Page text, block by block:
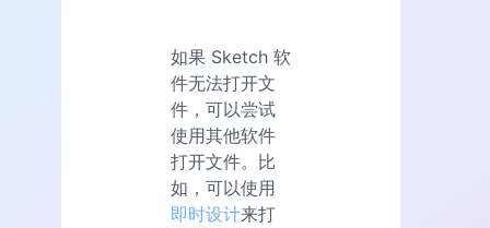
如果 Sketch 软
件无法打开文
件，可以尝试
使用其他软件
打开文件。比
如，可以使用
即时设计来打